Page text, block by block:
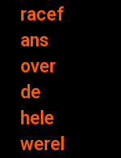
racef
ans
over
de
hele
werel